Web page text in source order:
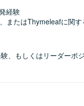
経験
またはThymeleafに関
、もしくはリーダーポ